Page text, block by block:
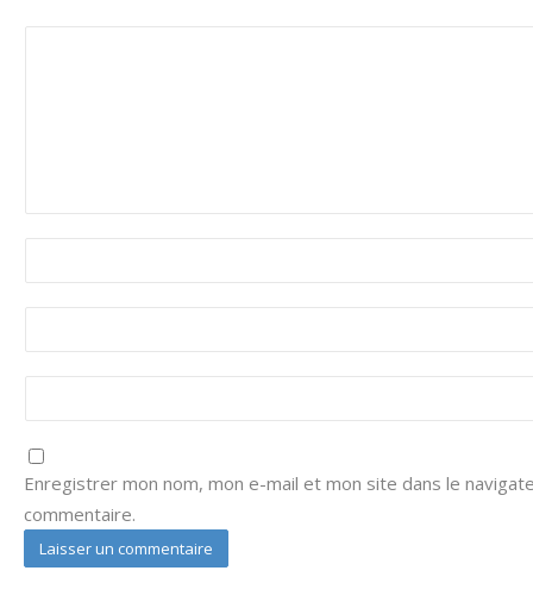
Enregistrer mon nom, mon e-mail et mon site dans le
commentaire.